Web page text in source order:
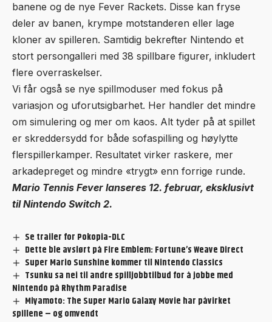
banene og de nye Fever Rackets. Disse kan fryse
deler av banen, krympe motstanderen eller lage
kloner av spilleren. Samtidig bekrefter Nintendo et
stort persongalleri med 38 spillbare figurer, inkludert
flere overraskelser.
Vi får også se nye spillmoduser med fokus på
variasjon og uforutsigbarhet. Her handler det mindre
om simulering og mer om kaos. Alt tyder på at spillet
er skreddersydd for både sofaspilling og høylytte
flerspillerkamper. Resultatet virker raskere, mer
arkadepreget og mindre «trygt» enn forrige runde.
Mario Tennis Fever lanseres 12. februar, eksklusivt
til Nintendo Switch 2.
Se trailer for Pokopia-DLC
Dette ble avslørt på Fire Emblem: Fortune’s Weave Direct
Super Mario Sunshine kommer til Nintendo Classics
Tsunku sa nei til andre spilljobbtilbud for å jobbe med
Nintendo på Rhythm Paradise
Miyamoto: The Super Mario Galaxy Movie har påvirket
spillene – og omvendt